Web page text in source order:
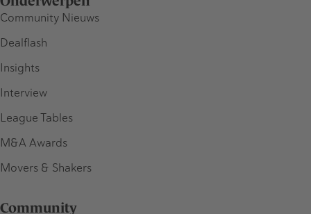
Community Nieuws
Dealflash
Insights
Interview
League Tables
M&A Awards
Movers & Shakers
Community